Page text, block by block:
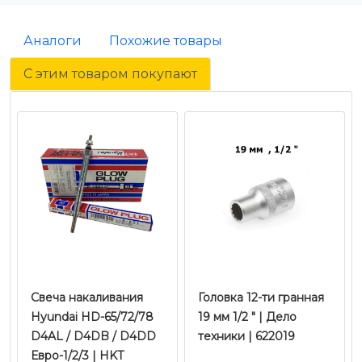
Аналоги Похожие товары
С этим товаром покупают
Свеча накаливания
Hyundai HD-65/72/78
D4AL / D4DB / D4DD
Евро-1/2/3 | HKT
Головка 12-ти гранная
19 мм 1/2 " | Дело
техники | 622019